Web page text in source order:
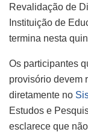
Revalidação de
Instituição de
termina nesta
Os participantes
provisório devem
diretamente no
Estudos e
esclarece que